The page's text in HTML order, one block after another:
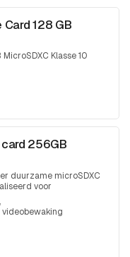
Card 128 GB
Klasse 10
256GB
duurzame microSDXC
voor